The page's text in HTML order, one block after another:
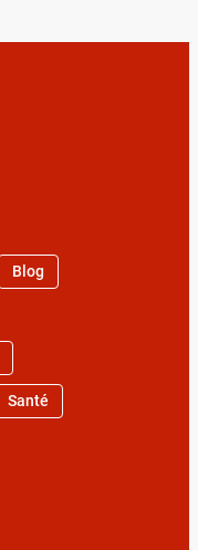
Blog
Santé